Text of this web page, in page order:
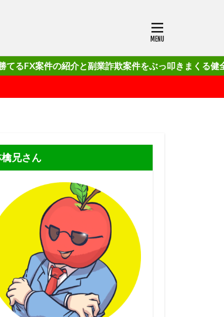
介と副業詐欺案件をぶっ叩きまくる健全でクリーンな
兄さん